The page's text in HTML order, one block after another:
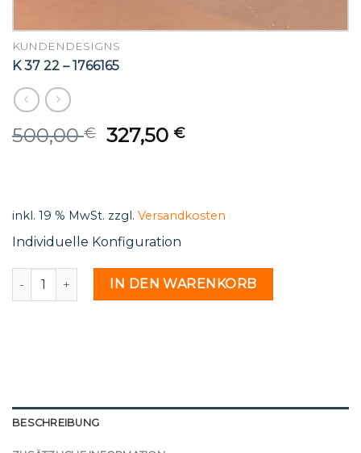
KUNDENDESIGNS
K 37 22 – 1766165
500,00€ Original
price
327,50€Current
inkl. 19 % MwSt. zzgl. Versandkosten
Individuelle Konfiguration
K 37 22 - 1766165 MengeIN DEN WARENKORB
BESCHREIBUNG